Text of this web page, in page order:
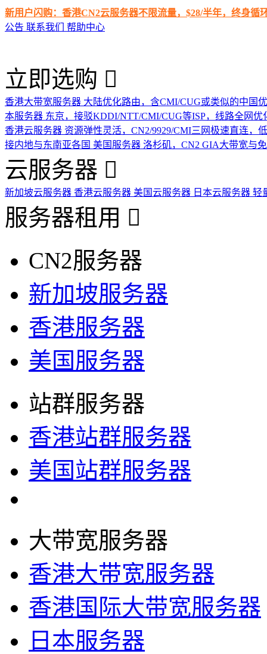
新用户闪购：香港CN2云服务器不限流量，$28/半年，终身循
公告 联系我们 帮助中心
立即选购
香港大带宽服务器 大陆优化路由，含CMI/CUG或类似的中国
本服务器 东京，接驳KDDI/NTT/CMI/CUG等ISP，线路全网优
香港云服务器 资源弹性灵活，CN2/9929/CMI三网极速直连，
接内地与东南亚各国 美国服务器 洛杉矶，CN2 GIA大带宽与
云服务器
新加坡云服务器 香港云服务器 美国云服务器 日本云服务器 轻
服务器租用
CN2服务器
新加坡服务器
香港服务器
美国服务器
站群服务器
香港站群服务器
美国站群服务器
大带宽服务器
香港大带宽服务器
香港国际大带宽服务器
日本服务器